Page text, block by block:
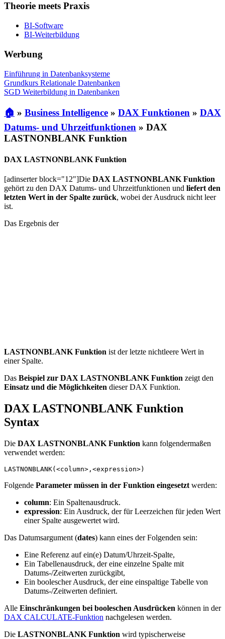
Theorie meets Praxis
BI-Software
BI-Weiterbildung
Werbung
Einführung in Datenbanksysteme
Grundkurs Relationale Datenbanken
SGD Weiterbildung in Datenbanken
🏠 » Business Intelligence » DAX Funktionen » DAX
Datums- und Uhrzeitfunktionen » DAX
LASTNONBLANK Funktion
DAX LASTNONBLANK Funktion
[adinserter block="12"]Die DAX LASTNONBLANK Funktion
gehört zu den DAX Datums- und Uhrzeitfunktionen und liefert den
letzten Wert in der Spalte zurück, wobei der Ausdruck nicht leer
ist.
Das Ergebnis der
LASTNONBLANK Funktion ist der letzte nichtleere Wert in
einer Spalte.
Das Beispiel zur DAX LASTNONBLANK Funktion zeigt den
Einsatz und die Möglichkeiten dieser DAX Funktion.
DAX LASTNONBLANK Funktion
Syntax
Die DAX LASTNONBLANK Funktion kann folgendermaßen
verwendet werden:
LASTNONBLANK(<column>,<expression>)
Folgende Parameter müssen in der Funktion eingesetzt werden:
column: Ein Spaltenausdruck.
expression: Ein Ausdruck, der für Leerzeichen für jeden Wert
einer Spalte ausgewertet wird.
Das Datumsargument (dates) kann eines der Folgenden sein:
Eine Referenz auf ein(e) Datum/Uhrzeit-Spalte,
Ein Tabellenausdruck, der eine einzelne Spalte mit
Datums-/Zeitwerten zurückgibt,
Ein boolescher Ausdruck, der eine einspaltige Tabelle von
Datums-/Zeitwerten definiert.
Alle Einschränkungen bei booleschen Ausdrücken können in der
DAX CALCULATE-Funktion nachgelesen werden.
Die LASTNONBLANK Funktion wird typischerweise